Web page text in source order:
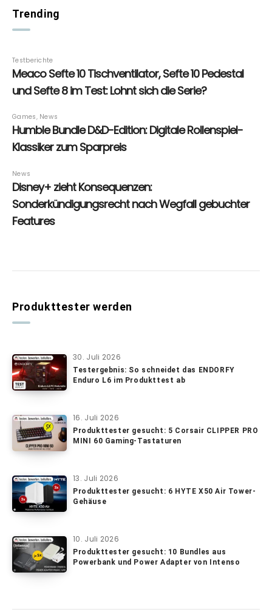
Trending
Produkttester werden
30. Juli 2026
Testergebnis: So schneidet das ENDORFY
Enduro L6 im Produkttest ab
16. Juli 2026
Produkttester gesucht: 5 Corsair CLIPPER PRO
MINI 60 Gaming-Tastaturen
13. Juli 2026
Produkttester gesucht: 6 HYTE X50 Air Tower-
Gehäuse
10. Juli 2026
Produkttester gesucht: 10 Bundles aus
Powerbank und Power Adapter von Intenso